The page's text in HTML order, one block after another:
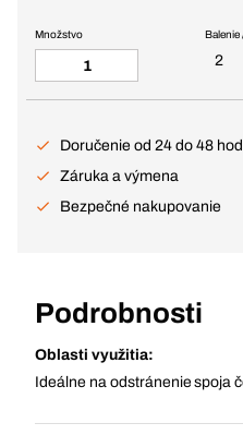
Balenie
2
Množstvo
Doručenie od 24 do 48
Záruka a výmena
Bezpečné nakupovanie
Podrobnosti
Oblasti využitia:
Ideálne na odstránenie spoja